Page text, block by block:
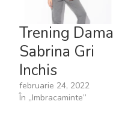
Trening Dama
Sabrina Gri
Inchis
februarie 24, 2022
În „Imbracaminte”